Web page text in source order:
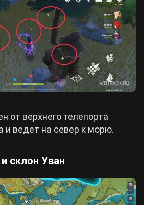
от верхнего телепорта
и ведет на север к морю.
склон Уван